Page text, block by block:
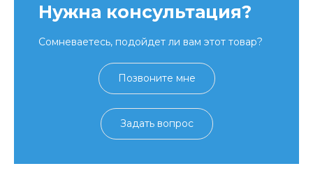
Нужна консультация?
Сомневаетесь, подойдет ли вам этот товар?
Позвоните мне
Задать вопрос